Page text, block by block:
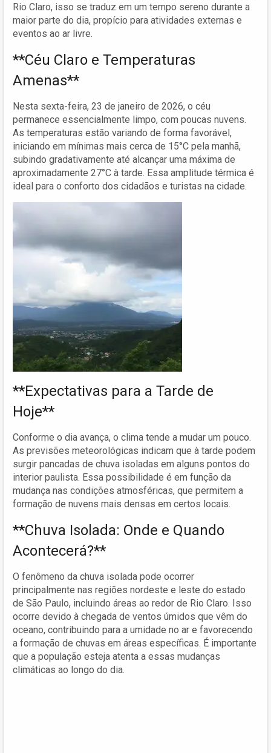
Rio Claro, isso se traduz em um tempo sereno durante a
maior parte do dia, propício para atividades externas e
eventos ao ar livre.
**Céu Claro e Temperaturas
Amenas**
Nesta sexta-feira, 23 de janeiro de 2026, o céu
permanece essencialmente limpo, com poucas nuvens.
As temperaturas estão variando de forma favorável,
iniciando em mínimas mais cerca de 15°C pela manhã,
subindo gradativamente até alcançar uma máxima de
aproximadamente 27°C à tarde. Essa amplitude térmica é
ideal para o conforto dos cidadãos e turistas na cidade.
**Expectativas para a Tarde de
Hoje**
Conforme o dia avança, o clima tende a mudar um pouco.
As previsões meteorológicas indicam que à tarde podem
surgir pancadas de chuva isoladas em alguns pontos do
interior paulista. Essa possibilidade é em função da
mudança nas condições atmosféricas, que permitem a
formação de nuvens mais densas em certos locais.
**Chuva Isolada: Onde e Quando
Acontecerá?**
O fenômeno da chuva isolada pode ocorrer
principalmente nas regiões nordeste e leste do estado
de São Paulo, incluindo áreas ao redor de Rio Claro. Isso
ocorre devido à chegada de ventos úmidos que vêm do
oceano, contribuindo para a umidade no ar e favorecendo
a formação de chuvas em áreas específicas. É importante
que a população esteja atenta a essas mudanças
climáticas ao longo do dia.